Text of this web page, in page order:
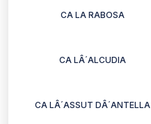
CA LA RABOSA
CA LÂ´ALCUDIA
CA LÂ´ASSUT DÂ´ANTELLA